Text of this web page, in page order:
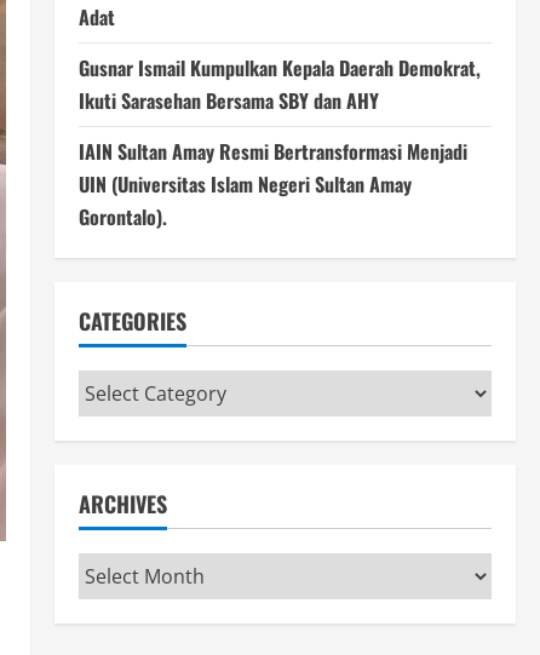
Adat
Gusnar Ismail Kumpulkan Kepala Daerah Demokrat,
Ikuti Sarasehan Bersama SBY dan AHY
IAIN Sultan Amay Resmi Bertransformasi Menjadi
UIN (Universitas Islam Negeri Sultan Amay
Gorontalo).
CATEGORIES
Categories
ARCHIVES
Archives